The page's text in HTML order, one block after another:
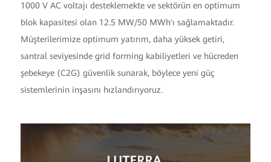
1000 V AC voltajı desteklemekte ve sektörün en optimum
blok kapasitesi olan 12.5 MW/50 MWh'ı sağlamaktadır.
Müşterilerimize optimum yatırım, daha yüksek getiri,
santral seviyesinde grid forming kabiliyetleri ve hücreden
şebekeye (C2G) güvenlik sunarak, böylece yeni güç
sistemlerinin inşasını hızlandırıyoruz.